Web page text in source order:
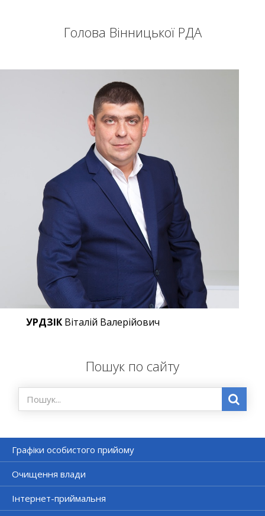
Голова Вінницької РДА
УРДЗІК Віталій Валерійович
Пошук по сайту
Графіки особистого прийому
Очищення влади
Інтернет-приймальня